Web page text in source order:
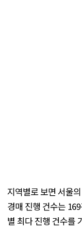
지역별로 보면 서울
경매 진행 건수는
별 최다 진행 건수를